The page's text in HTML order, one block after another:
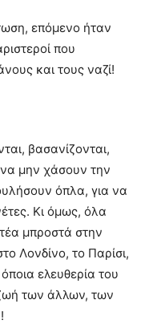
επόμενο ήταν
που
και τους ναζί!
βασανίζονται,
να μην χάσουν την
όπλα, για να
Κι όμως, όλα
μπροστά στην
Λονδίνο, το Παρίσι,
ελευθερία του
των άλλων, των